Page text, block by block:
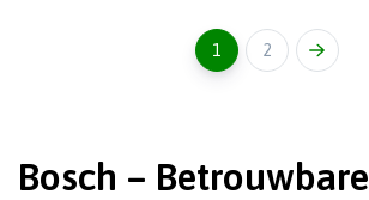
1 2
Bosch – Betrouwbare